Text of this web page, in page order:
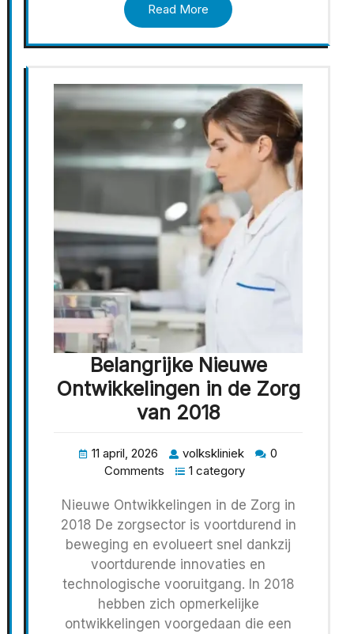
Read More
Belangrijke Nieuwe
Ontwikkelingen in de Zorg
van 2018
11 april, 2026 volkskliniek
0
Comments
1 category
Nieuwe Ontwikkelingen in de Zorg in
2018 De zorgsector is voortdurend in
beweging en evolueert snel dankzij
voortdurende innovaties en
technologische vooruitgang. In 2018
hebben zich opmerkelijke
ontwikkelingen voorgedaan die een